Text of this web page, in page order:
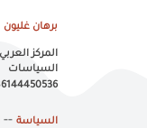
برهان غليون
المركز
السياسات
السياسة --